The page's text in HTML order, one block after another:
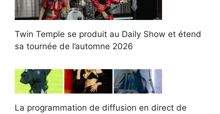
Twin Temple se produit au Daily Show et étend
sa tournée de l’automne 2026
La programmation de diffusion en direct de